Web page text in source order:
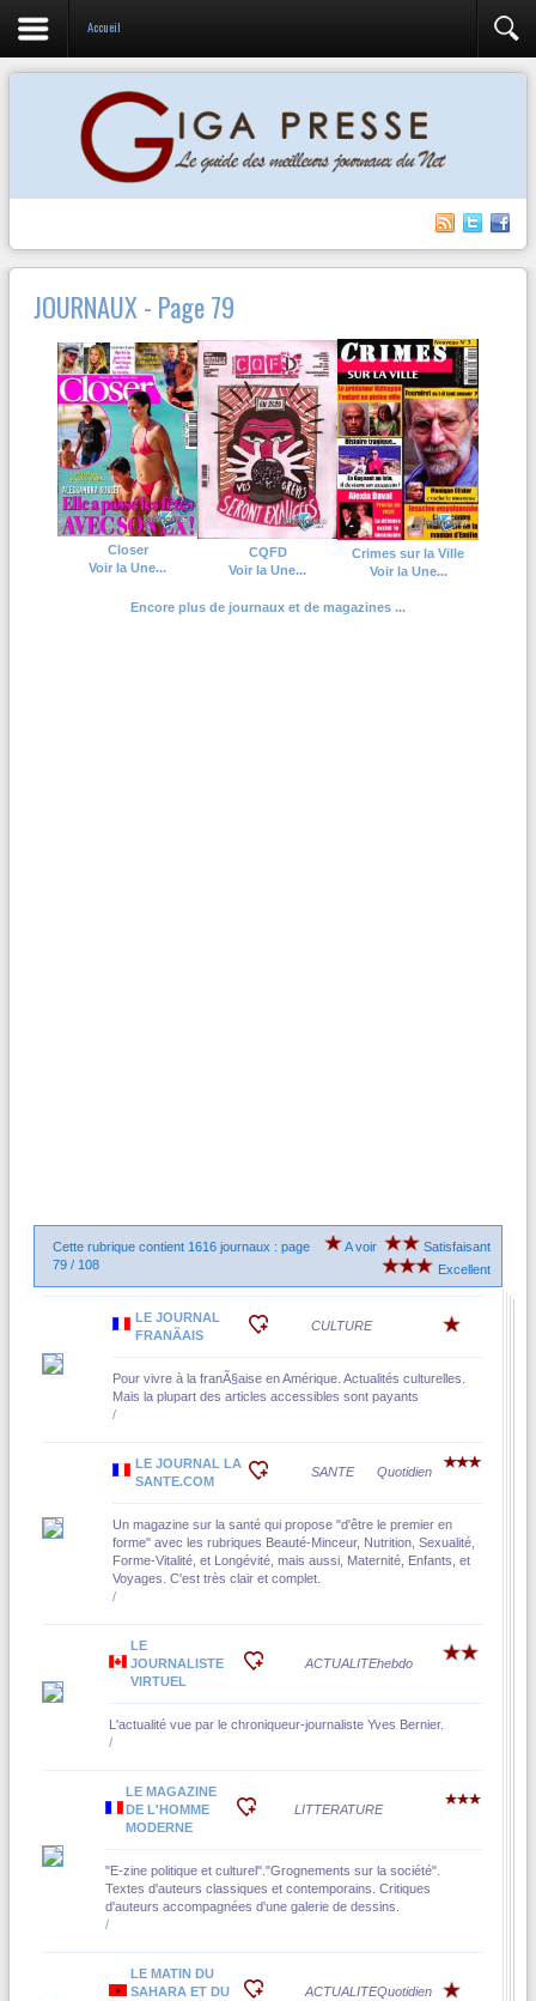
Accueil
JOURNAUX - Page 79
Closer
Voir la Une...
CQFD
Voir la Une...
Crimes sur la Ville
Voir la Une...
Encore plus de journaux et de magazines ...
Cette rubrique contient 1616 journaux : page
79 / 108
A voir
Satisfaisant
Excellent
LE JOURNAL
FRANÃAIS
CULTURE
Pour vivre à la franÃ§aise en Amérique. Actualités culturelles.
Mais la plupart des articles accessibles sont payants
/
LE JOURNAL LA
SANTE.COM
SANTE Quotidien
Un magazine sur la santé qui propose "d'être le premier en
forme" avec les rubriques Beauté-Minceur, Nutrition, Sexualité,
Forme-Vitalité, et Longévité, mais aussi, Maternité, Enfants, et
Voyages. C'est très clair et complet.
/
LE
JOURNALISTE
VIRTUEL
ACTUALITEhebdo
L'actualité vue par le chroniqueur-journaliste Yves Bernier.
/
LE MAGAZINE
DE L'HOMME
MODERNE
LITTERATURE
"E-zine politique et culturel"."Grognements sur la société".
Textes d'auteurs classiques et contemporains. Critiques
d'auteurs accompagnées d'une galerie de dessins.
/
LE MATIN DU
SAHARA ET DU
ACTUALITEQuotidien